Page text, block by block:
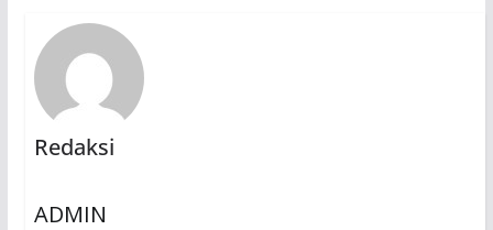
Redaksi
ADMIN